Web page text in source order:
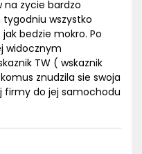
na zycie bardzo
wszystko
bedzie mokro. Po
widocznym
TW ( wskaznik
znudzila sie swoja
firmy do jej samochodu